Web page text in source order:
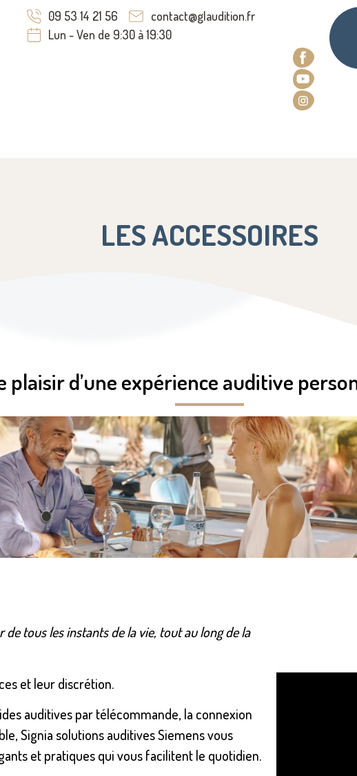
09 53 14 21 56
contact@glaudition.fr
Lun - Ven de 9:30 à 19:30
LES ACCESSOIRES
plaisir d’une expérience auditive
tous les instants de la vie, tout au long de la
et leur discrétion.
auditives par télécommande, la connexion
Signia solutions auditives Siemens vous
et pratiques qui vous facilitent le quotidien.